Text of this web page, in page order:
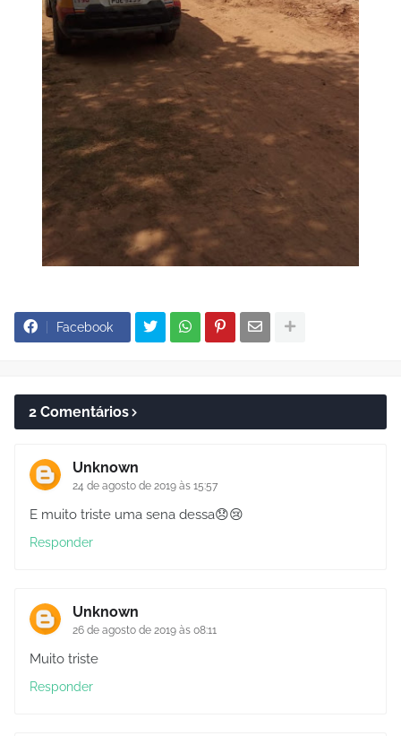
Facebook
2 Comentários
Unknown
24 de agosto de 2019 às 15:57
E muito triste uma sena dessa😞😢
Responder
Unknown
26 de agosto de 2019 às 08:11
Muito triste
Responder